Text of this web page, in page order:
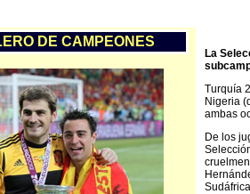
DE CAMPEONES
La
Turquía
Nigeria
ambas
De los